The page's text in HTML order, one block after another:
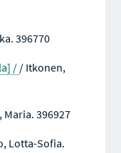
396770
/ / Itkonen,
396927
Lotta-Sofia.